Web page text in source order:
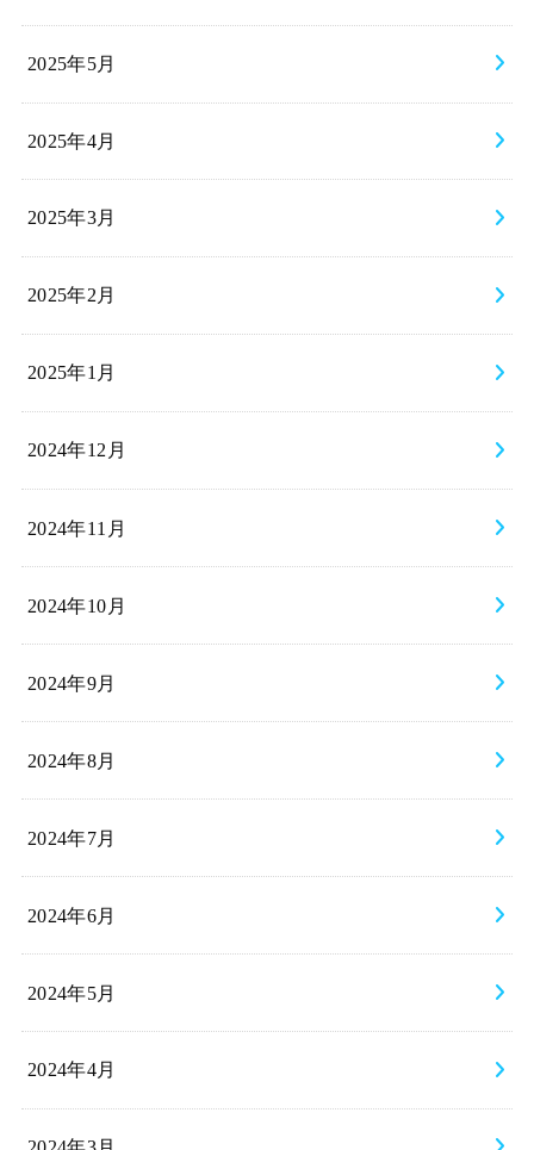
2025年5月
2025年4月
2025年3月
2025年2月
2025年1月
2024年12月
2024年11月
2024年10月
2024年9月
2024年8月
2024年7月
2024年6月
2024年5月
2024年4月